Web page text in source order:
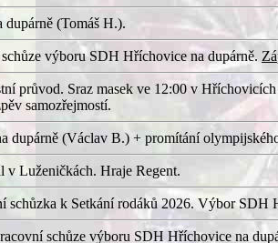
dupárně (Tomáš H.).
výboru SDH Hříchovice na dupárně.
průvod. Sraz masek ve 12:00 v
samozřejmostí.
dupárně (Václav B.) + promítání
v Luženičkách. Hraje Regent.
schůzka k Setkání rodáků 2026. Výbor SDH
schůze výboru SDH Hříchovice na